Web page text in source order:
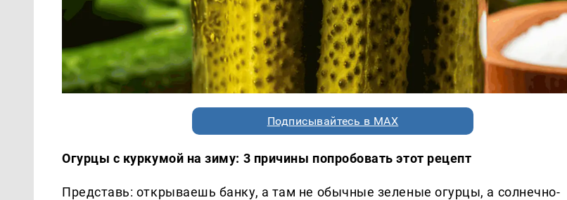
Подписывайтесь в MAX
Огурцы с куркумой на зиму: 3 причины попробовать этот рецепт
Представь: открываешь банку, а там не обычные зеленые огурцы, а солнечно-